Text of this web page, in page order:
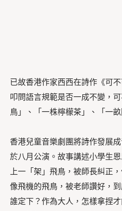
已故香港作家西西在詩作《可
叩問語言規範是否一成不變，
鳥」、「一株檸檬茶」、「一
香港兒童音樂劇團將詩作發展
於八月公演。故事講述小學生
上一「架」飛鳥，被師長糾正
像飛機的飛鳥，被老師讚好，
誰定下？作為大人，怎樣拿捏